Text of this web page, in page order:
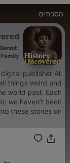
הסכתים
publisher All
things weird and
world past. Each
we haven’t been
on Facebook:
credits:
like to advertise